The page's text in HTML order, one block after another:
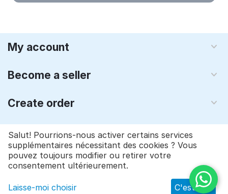
My account
Become a seller
Create order
About us
© 1997 - 2026 Qyraz, inc.. RéalisationCS-Cart - logiciel e-
commerce
Salut! Pourrions-nous activer certains services
supplémentaires nécessitant des cookies ? Vous
pouvez toujours modifier ou retirer votre
consentement ultérieurement.
Laisse-moi choisir C'est bon